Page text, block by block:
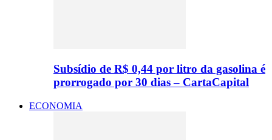
Subsídio de R$ 0,44 por litro da gasolina é
prorrogado por 30 dias – CartaCapital
ECONOMIA